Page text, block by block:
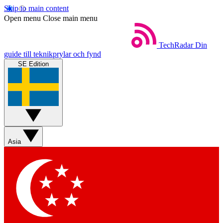
Skip to main content
Open menu Close main menu
TechRadar Din
guide till teknikprylar och fynd
SE Edition
Asia